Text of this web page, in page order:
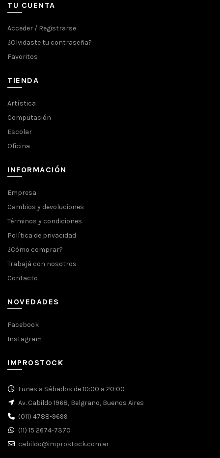
TU CUENTA
Acceder / Registrarse
¿Olvidaste tu contraseña?
Favoritos
TIENDA
Artística
Computación
Escolar
Oficina
INFORMACIÓN
Empresa
Cambios y devoluciones
Términos y condiciones
Política de privacidad
¿Cómo comprar?
Trabajá con nosotros
Contacto
NOVEDADES
Facebook
Instagram
IMPROSTOCK
Lunes a Sábados de 10:00 a 20:00
Av. Cabildo 1968, Belgrano, Buenos Aires
(011) 4788-9699
(11) 15 2674-7370
cabildo@improstock.com.ar